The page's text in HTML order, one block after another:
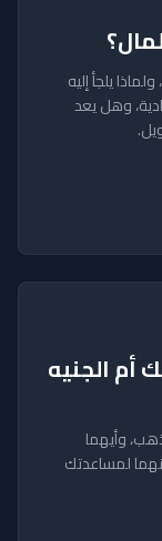
يلجأ إليه
وهل يعد
أم الجنيه
وأيهما
لمساعدتك